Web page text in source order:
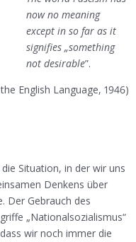
now no meaning
except in so far as it
signifies „something
not desirable”.
English Language, 1946)
Situation, in der wir uns
Denkens über
Der Gebrauch des
„Nationalsozialismus“
wir noch immer die